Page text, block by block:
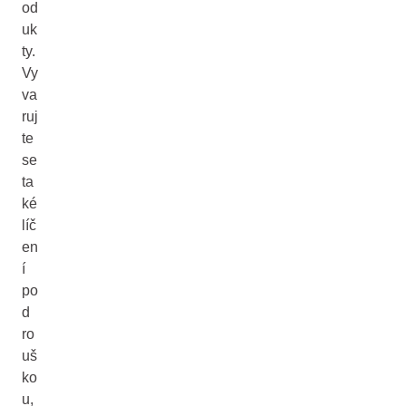
od
uk
ty.
Vy
va
ruj
te
se
ta
ké
líč
en
í
po
d
ro
uš
ko
u,